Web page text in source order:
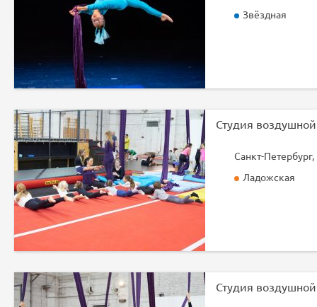
Звёздная
Ладожская